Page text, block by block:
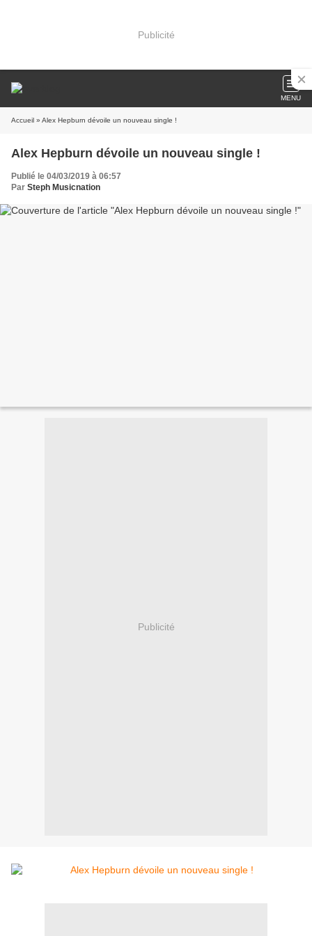
Publicité
MENU
Accueil » Alex Hepburn dévoile un nouveau single !
Alex Hepburn dévoile un nouveau single !
Publié le 04/03/2019 à 06:57
Par Steph Musicnation
Publicité